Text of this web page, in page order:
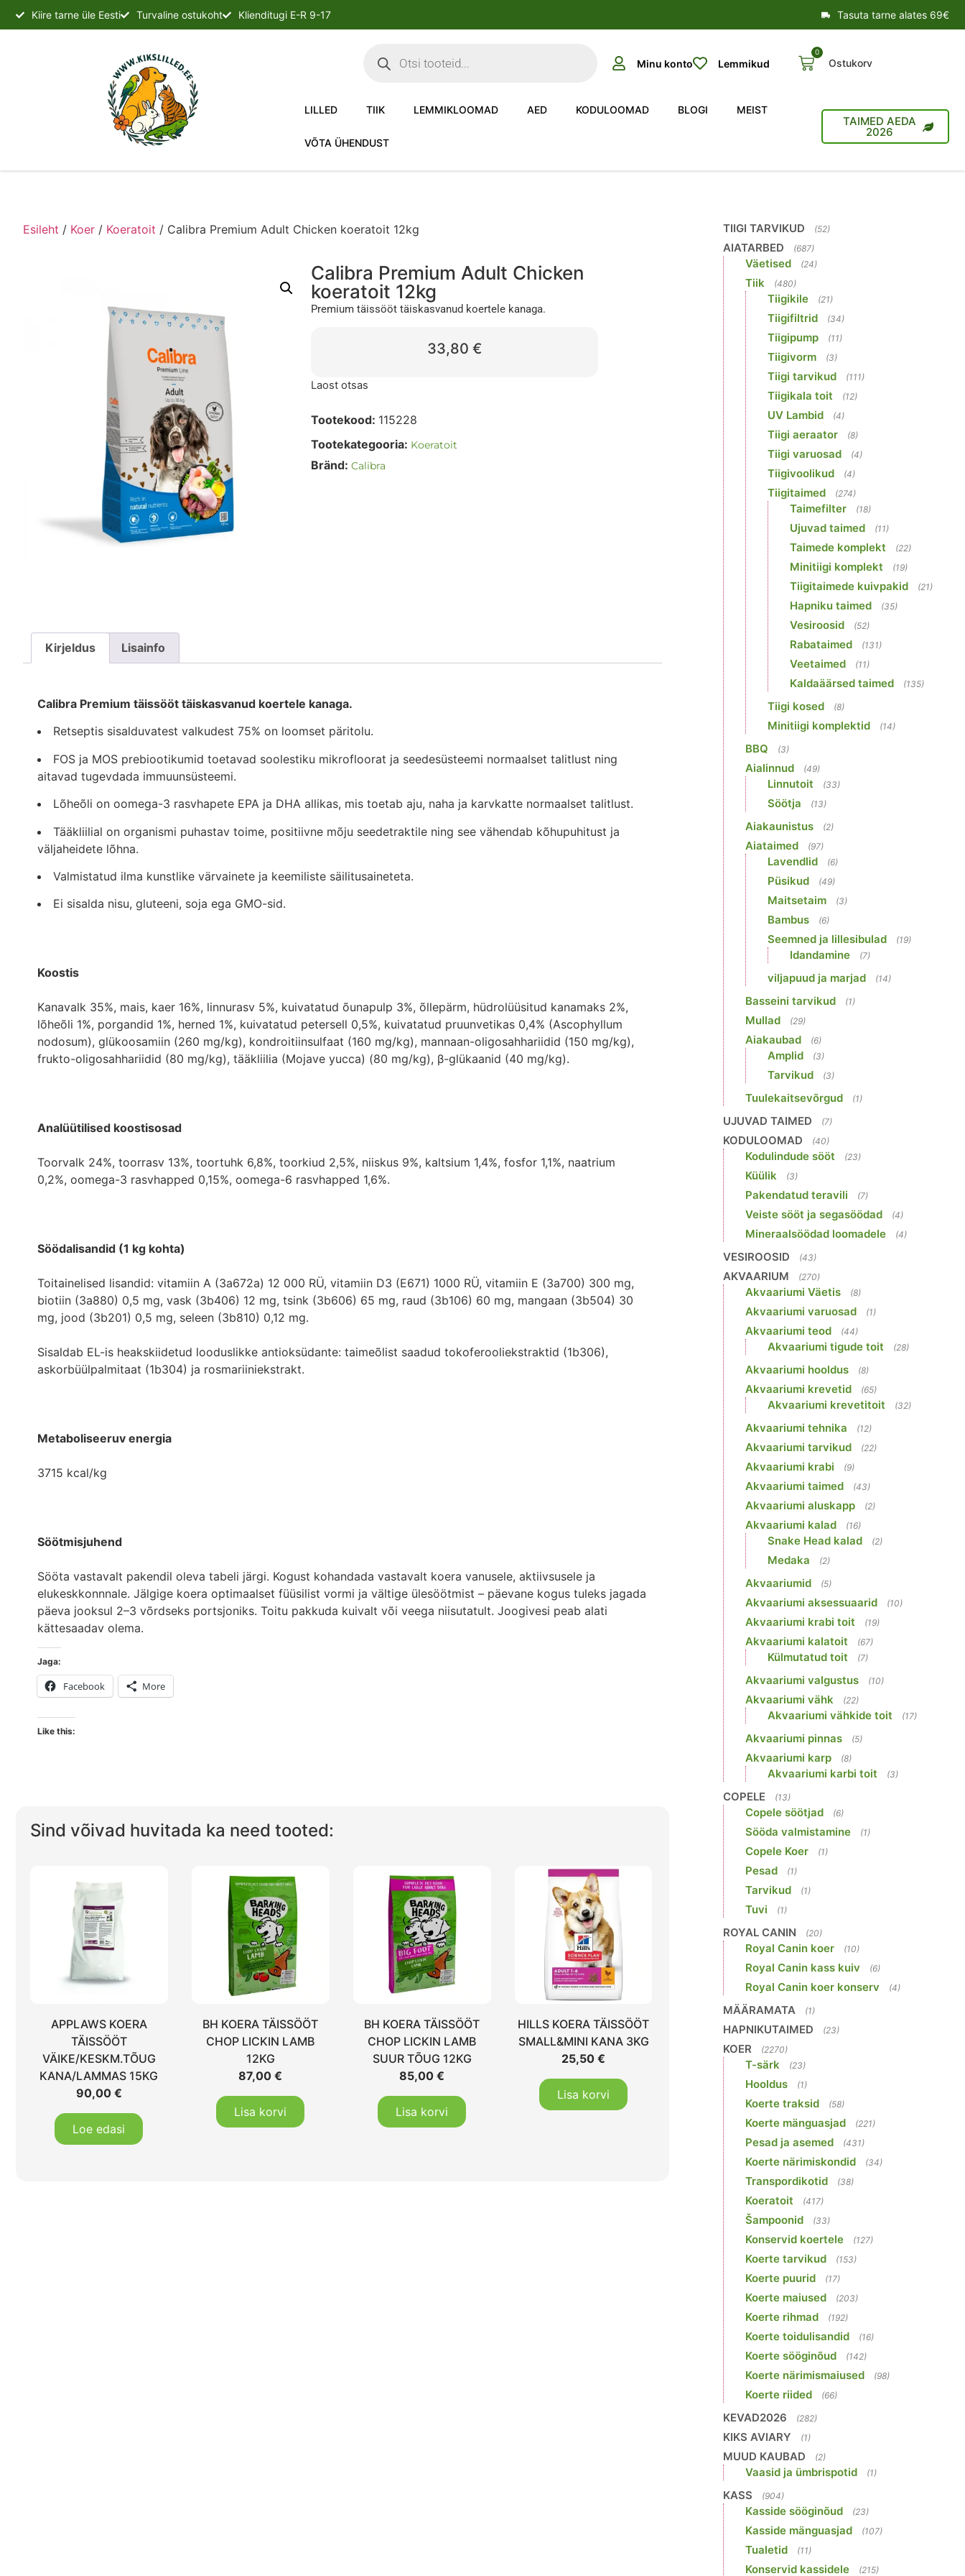
Kiire tarne üle Eesti Turvaline ostukoht Klienditugi E-R 9-17 Tasuta tarne alates 69€
Minu konto Lemmikud
0
Ostukorv
LILLED TIIK LEMMIKLOOMAD AED KODULOOMAD BLOGI MEIST
VÕTA ÜHENDUST
TAIMED AEDA
2026
Esileht / Koer / Koeratoit / Calibra Premium Adult Chicken koeratoit 12kg
Calibra Premium Adult Chicken
koeratoit 12kg
Premium täissööt täiskasvanud koertele kanaga.
33,80 €
Laost otsas
Tootekood: 115228
Tootekategooria: Koeratoit
Bränd: Calibra
Kirjeldus Lisainfo
Calibra Premium täissööt täiskasvanud koertele kanaga.
Retseptis sisalduvatest valkudest 75% on loomset päritolu.
FOS ja MOS prebiootikumid toetavad soolestiku mikrofloorat ja seedesüsteemi normaalset talitlust ning
aitavad tugevdada immuunsüsteemi.
Lõheõli on oomega-3 rasvhapete EPA ja DHA allikas, mis toetab aju, naha ja karvkatte normaalset talitlust.
Tääkliilial on organismi puhastav toime, positiivne mõju seedetraktile ning see vähendab kõhupuhitust ja
väljaheidete lõhna.
Valmistatud ilma kunstlike värvainete ja keemiliste säilitusaineteta.
Ei sisalda nisu, gluteeni, soja ega GMO-sid.
Koostis
Kanavalk 35%, mais, kaer 16%, linnurasv 5%, kuivatatud õunapulp 3%, õllepärm, hüdrolüüsitud kanamaks 2%,
lõheõli 1%, porgandid 1%, herned 1%, kuivatatud petersell 0,5%, kuivatatud pruunvetikas 0,4% (Ascophyllum
nodosum), glükoosamiin (260 mg/kg), kondroitiinsulfaat (160 mg/kg), mannaan-oligosahhariidid (150 mg/kg),
frukto-oligosahhariidid (80 mg/kg), tääkliilia (Mojave yucca) (80 mg/kg), β-glükaanid (40 mg/kg).
Analüütilised koostisosad
Toorvalk 24%, toorrasv 13%, toortuhk 6,8%, toorkiud 2,5%, niiskus 9%, kaltsium 1,4%, fosfor 1,1%, naatrium
0,2%, oomega-3 rasvhapped 0,15%, oomega-6 rasvhapped 1,6%.
Söödalisandid (1 kg kohta)
Toitainelised lisandid: vitamiin A (3a672a) 12 000 RÜ, vitamiin D3 (E671) 1000 RÜ, vitamiin E (3a700) 300 mg,
biotiin (3a880) 0,5 mg, vask (3b406) 12 mg, tsink (3b606) 65 mg, raud (3b106) 60 mg, mangaan (3b504) 30
mg, jood (3b201) 0,5 mg, seleen (3b810) 0,12 mg.
Sisaldab EL-is heakskiidetud looduslikke antioksüdante: taimeõlist saadud tokoferooliekstraktid (1b306),
askorbüülpalmitaat (1b304) ja rosmariiniekstrakt.
Metaboliseeruv energia
3715 kcal/kg
Söötmisjuhend
Sööta vastavalt pakendil oleva tabeli järgi. Kogust kohandada vastavalt koera vanusele, aktiivsusele ja
elukeskkonnnale. Jälgige koera optimaalset füüsilist vormi ja vältige ülesöötmist – päevane kogus tuleks jagada
päeva jooksul 2–3 võrdseks portsjoniks. Toitu pakkuda kuivalt või veega niisutatult. Joogivesi peab alati
kättesaadav olema.
Jaga:
Facebook More
Like this:
Sind võivad huvitada ka need tooted:
APPLAWS KOERA
TÄISSÖÖT
VÄIKE/KESKM.TÕUG
KANA/LAMMAS 15KG
90,00 €
Loe edasi
BH KOERA TÄISSÖÖT
CHOP LICKIN LAMB
12KG
87,00€
Lisa korvi
BH KOERA TÄISSÖÖT
CHOP LICKIN LAMB
SUUR TÕUG 12KG
85,00€
Lisa korvi
HILLS KOERA TÄISSÖÖT
SMALL&MINI KANA 3KG
25,50€
Lisa korvi
TIIGI TARVIKUD (52)
AIATARBED (687)
Väetised (24)
Tiik (480)
Tiigikile (21)
Tiigifiltrid (34)
Tiigipump (11)
Tiigivorm (3)
Tiigi tarvikud (111)
Tiigikala toit (12)
UV Lambid (4)
Tiigi aeraator (8)
Tiigi varuosad (4)
Tiigivoolikud (4)
Tiigitaimed (274)
Taimefilter (18)
Ujuvad taimed (11)
Taimede komplekt (22)
Minitiigi komplekt (19)
Tiigitaimede kuivpakid (21)
Hapniku taimed (35)
Vesiroosid (52)
Rabataimed (131)
Veetaimed (11)
Kaldaäärsed taimed (135)
Tiigi kosed (8)
Minitiigi komplektid (14)
BBQ (3)
Aialinnud (49)
Linnutoit (33)
Söötja (13)
Aiakaunistus (2)
Aiataimed (97)
Lavendlid (6)
Püsikud (49)
Maitsetaim (3)
Bambus (6)
Seemned ja lillesibulad (19)
Idandamine (7)
viljapuud ja marjad (14)
Basseini tarvikud (1)
Mullad (29)
Aiakaubad (6)
Amplid (3)
Tarvikud (3)
Tuulekaitsevõrgud (1)
UJUVAD TAIMED (7)
KODULOOMAD (40)
Kodulindude sööt (23)
Küülik (3)
Pakendatud teravili (7)
Veiste sööt ja segasöödad (4)
Mineraalsöödad loomadele (4)
VESIROOSID (43)
AKVAARIUM (270)
Akvaariumi Väetis (8)
Akvaariumi varuosad (1)
Akvaariumi teod (44)
Akvaariumi tigude toit (28)
Akvaariumi hooldus (8)
Akvaariumi krevetid (65)
Akvaariumi krevetitoit (32)
Akvaariumi tehnika (12)
Akvaariumi tarvikud (22)
Akvaariumi krabi (9)
Akvaariumi taimed (43)
Akvaariumi aluskapp (2)
Akvaariumi kalad (16)
Snake Head kalad (2)
Medaka (2)
Akvaariumid (5)
Akvaariumi aksessuaarid (10)
Akvaariumi krabi toit (19)
Akvaariumi kalatoit (67)
Külmutatud toit (7)
Akvaariumi valgustus (10)
Akvaariumi vähk (22)
Akvaariumi vähkide toit (17)
Akvaariumi pinnas (5)
Akvaariumi karp (8)
Akvaariumi karbi toit (3)
COPELE (13)
Copele söötjad (6)
Sööda valmistamine (1)
Copele Koer (1)
Pesad (1)
Tarvikud (1)
Tuvi (1)
ROYAL CANIN (20)
Royal Canin koer (10)
Royal Canin kass kuiv (6)
Royal Canin koer konserv (4)
MÄÄRAMATA (1)
HAPNIKUTAIMED (23)
KOER (2270)
T-särk (23)
Hooldus (1)
Koerte traksid (58)
Koerte mänguasjad (221)
Pesad ja asemed (431)
Koerte närimiskondid (34)
Transpordikotid (38)
Koeratoit (417)
Šampoonid (33)
Konservid koertele (127)
Koerte tarvikud (153)
Koerte puurid (17)
Koerte maiused (203)
Koerte rihmad (192)
Koerte toidulisandid (16)
Koerte sööginõud (142)
Koerte närimismaiused (98)
Koerte riided (66)
KEVAD2026 (282)
KIKS AVIARY (1)
MUUD KAUBAD (2)
Vaasid ja ümbrispotid (1)
KASS (904)
Kasside sööginõud (23)
Kasside mänguasjad (107)
Tualetid (11)
Konservid kassidele (215)